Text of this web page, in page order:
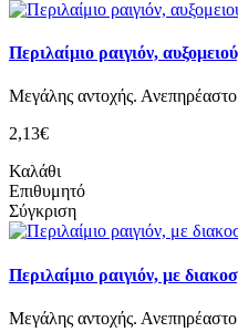
Περιλαίμιο ραιγιόν,
Mεγάλης αντοχής.
2,13€
Καλάθι
Επιθυμητό
Σύγκριση
Περιλαίμιο ραιγιόν, με
Mεγάλης αντοχής.